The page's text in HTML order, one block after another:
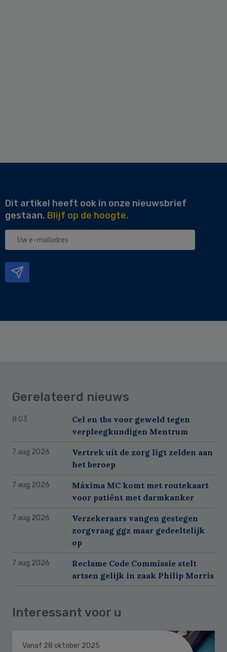
Dit artikel heeft ook in onze nieuwsbrief
gestaan. Blijf op de hoogte.
Uw
Gerelateerd nieuws
8:03
Cel en tbs voor geweld tegen
verpleegkundigen Mentrum
7 aug 2026
Vertrek uit de zorg ligt zelden aan
het beroep
7 aug 2026
Máxima MC komt met routekaart
voor patiënt met darmkanker
7 aug 2026
Verzekeraars vangen gestegen
zorgvraag ggz maar gedeeltelijk
op
7 aug 2026
Reclame Code Commissie stelt
artsen gelijk in zaak Philip Morris
Interessant voor u
Vanaf 28 oktober 2025